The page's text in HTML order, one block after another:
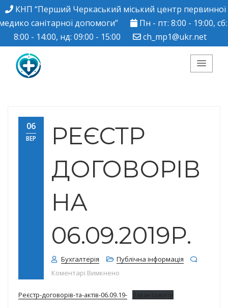
КНП “Перший Черкаський міський центр первинної
санітарної допомоги”
Пн - пт: 8:00 - 19:00, сб:
8:00 - 14:00, нд: 09:00 - 15:00
ch_mp1@ukr.net
Черкаський міський
центр ПМСД"
06
ВЕР
РЕЄСТР
ДОГОВОРІВ
НА
06.09.2019Р.
Бухгалтерія
Публічна інформація
Коментарі Вимкнено
Реєстр-договорів-та-актів-06.09.19- Завантажити